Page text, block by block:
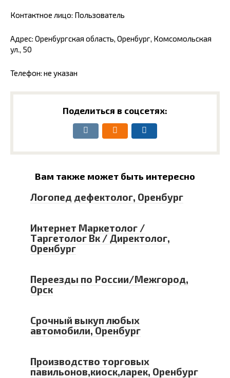
Контактное лицо: Пользователь
Адрес: Оренбургская область, Оренбург, Комсомольская
ул., 50
Телефон: не указан
Поделиться в соцсетях:
Вам также может быть интересно
Логопед дефектолог, Оренбург
Интернет Маркетолог /
Таргетолог Вк / Директолог,
Оренбург
Переезды по России/Межгород,
Орск
Срочный выкуп любых
автомобили, Оренбург
Производство торговых
павильонов,киоск,ларек, Оренбург